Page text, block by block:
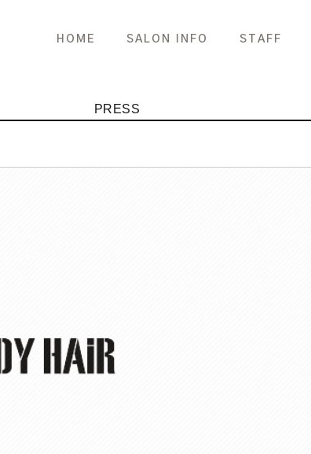
HOME SALON INFO STAFF
PRESS